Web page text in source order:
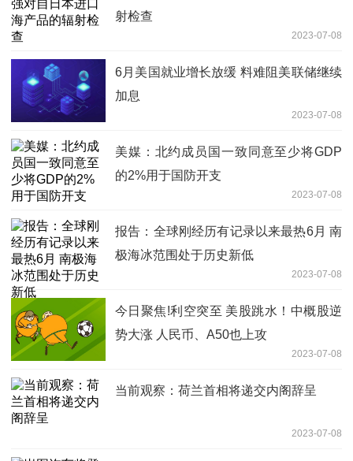
射检查
2023-07-08
6月美国就业增长放缓 料难阻美联储继续
加息
2023-07-08
美媒：北约成员国一致同意至少将GDP
的2%用于国防开支
2023-07-08
报告：全球刚经历有记录以来最热6月 南
极海冰范围处于历史新低
2023-07-08
今日聚焦!利空突至 美股跳水！中概股逆
势大涨 人民币、A50也上攻
2023-07-08
当前观察：荷兰首相将递交内阁辞呈
2023-07-08